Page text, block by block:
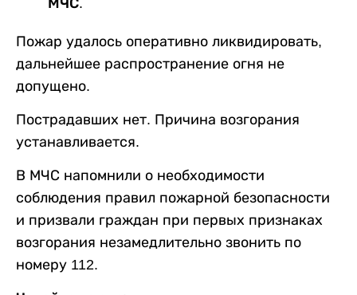
Пожар удалось оперативно ликвидировать,
дальнейшее распространение огня не
допущено.
Пострадавших нет. Причина возгорания
устанавливается.
В МЧС напомнили о необходимости
соблюдения правил пожарной безопасности
и призвали граждан при первых признаках
возгорания незамедлительно звонить по
номеру 112.